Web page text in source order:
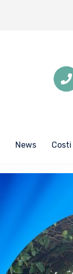
News Costi